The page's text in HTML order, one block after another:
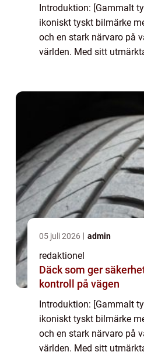
Introduktion: [Gammalt
ikoniskt tyskt bilmärke
och en stark närvaro på
världen. Med sitt
05 juli 2026 admin
redaktionel
Däck som ger
kontroll på vägen
Introduktion: [Gammalt
ikoniskt tyskt bilmärke
och en stark närvaro på
världen. Med sitt